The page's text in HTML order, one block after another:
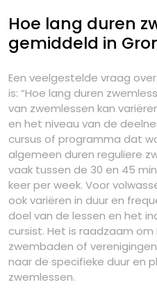
Hoe lang duren
gemiddeld in
Een veelgestelde vraag
is: “Hoe lang duren
van zwemlessen kan
en het niveau van de
cursus of programma dat
algemeen duren reguliere
vaak tussen de 30 en 45
keer per week. Voor
ook variëren in duur en
doel van de lessen en het
cursist. Het is raadzaam
zwembaden of
naar de specifieke duur en
zwemlessen.